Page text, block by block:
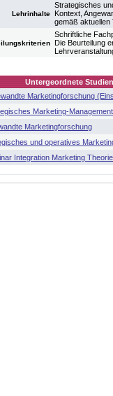
Lehrinhalte
Strategisches
Kontext,
gemäß
Schriftliche
Die Beurteilung
Untergeordnete
Marketingforschung
Marketing-
Marketingforschung
und operatives
Integration Marketing